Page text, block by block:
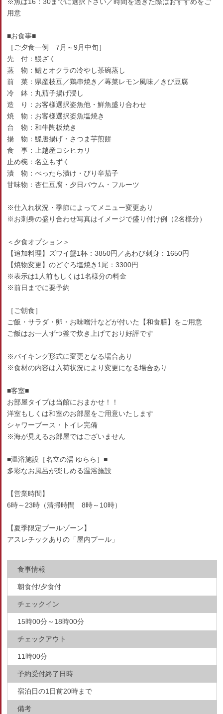
用意
■お食事■
［ご夕食一例 7月～9月中旬］
先 付：鰻ざく
蒸 物：鱧とオクラの冷やし茶碗蒸し
前 菜：県産枝豆／鶏串焼き／蓴菜レモン風味／きび豆腐
冷 鉢：丸茄子揚げ浸し
造 り：お客様選択姿魚他・鮮魚盛り合わせ
焼 物：お客様選択姿魚塩焼き
台 物：和牛陶板焼き
揚 物：鰈唐揚げ・さつま芋煎餅
食 事：上越産コシヒカリ
止め椀：名立もずく
漬 物：べったら漬け・ぴり辛茄子
甘味物：杏仁豆腐・夕日バウム・フルーツ
※仕入れ状況・季節によってメニュー変更あり
※お刺身の盛り合わせ写真はイメージで盛り付け例（2名様分）
＜夕食オプション＞
【追加料理】ズワイ蟹1杯：3850円／あわび刺身：1650円
【焼物変更】のどぐろ塩焼き1尾：3300円
※表示は1人前もしくは1名様分の料金
※前日までに要予約
［ご朝食］
ご飯・サラダ・卵・お味噌汁などが付いた【和食膳】をご用意
ご飯はお一人ずつ釜で炊き上げており好評です
※バイキング形式に変更となる場合あり
※食材の内容は入荷状況により変更になる場合あり
■客室■
お部屋タイプは当館におまかせ！！
洋室もしくは和室のお部屋をご用意いたします
シャワーブース・トイレ完備
※海が見えるお部屋ではございません
■温浴施設［名立の湯 ゆらら］■
多彩なお風呂が楽しめる温浴施設
【営業時間】
6時～23時（清掃時間 8時～10時）
【夏季限定プールゾーン】
アスレチックありの「屋内プール」
食事情報
朝食付/夕食付
チェックイン
15時00分～18時00分
チェックアウト
11時00分
予約受付終了日時
宿泊日の1日前20時まで
備考